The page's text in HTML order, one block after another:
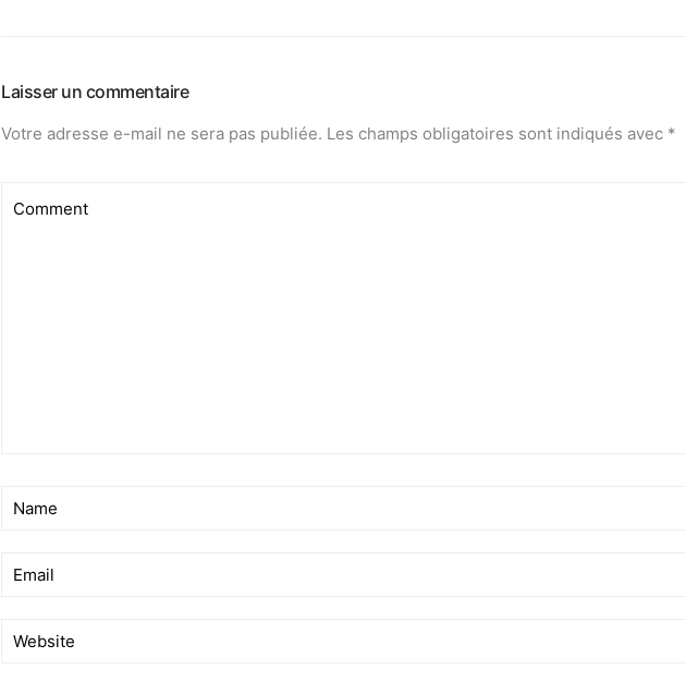
Laisser un commentaire
Votre adresse e-mail ne sera pas publiée. Les champs obligatoires sont indiqués avec *